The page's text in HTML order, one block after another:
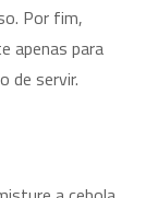
Por fim,
apenas para
de servir.